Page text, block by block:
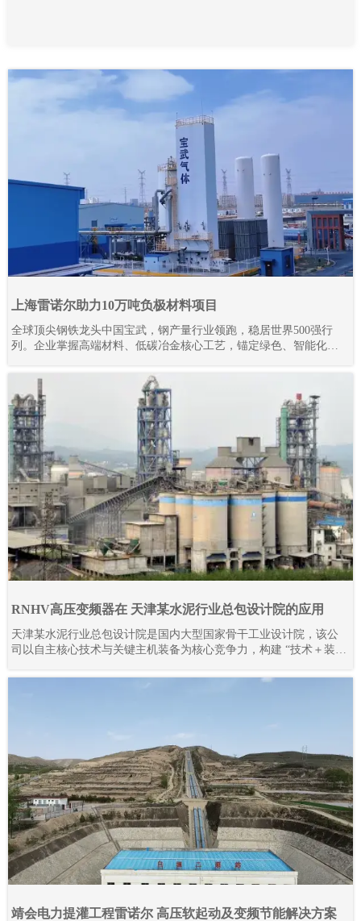
上海雷诺尔助力10万吨负极材料项目
全球顶尖钢铁龙头中国宝武，钢产量行业领跑，稳居世界500强行
列。企业掌握高端材料、低碳冶金核心工艺，锚定绿色、智能化发
RNHV高压变频器在 天津某水泥行业总包设计院的应用
天津某水泥行业总包设计院是国内大型国家骨干工业设计院，该公
司以自主核心技术与关键主机装备为核心竞争力，构建 “技术＋装
备成套供货、工程建设、监理、生产运营及备品备件服务的完整产
靖会电力提灌工程雷诺尔 高压软起动及变频节能解决方案